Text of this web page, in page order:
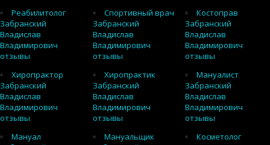
Реабилитолог
Забранский
Владислав
Владимирович
отзывы
Спортивный врач
Забранский
Владислав
Владимирович
отзывы
Костоправ
Забранский
Владислав
Владимирович
отзывы
Хиропрактор
Забранский
Владислав
Владимирович
отзывы
Хиропрактик
Забранский
Владислав
Владимирович
отзывы
Мануалист
Забранский
Владислав
Владимирович
отзывы
Мануал
Мануальщик
Косметолог